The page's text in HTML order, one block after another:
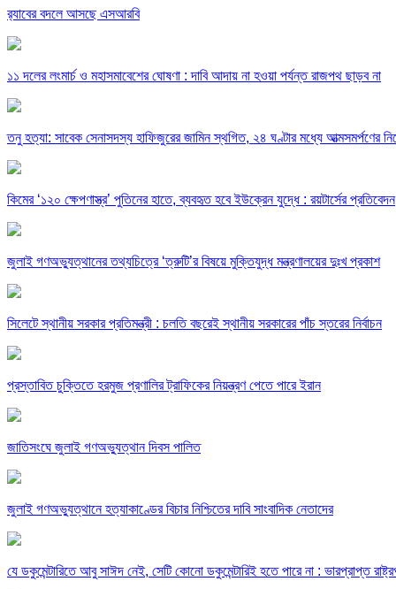
র‍্যাবের বদলে আসছে এসআরবি
১১ দলের লংমার্চ ও মহাসমাবেশের ঘোষণা : দাবি আদায় না হওয়া পর্যন্ত রাজপথ ছাড়ব না
তনু হত্যা: সাবেক সেনাসদস্য হাফিজুরের জামিন স্থগিত, ২৪ ঘণ্টার মধ্যে আত্মসমর্পণের
কিমের ‘১২০ ক্ষেপণাস্ত্র’ পুতিনের হাতে, ব্যবহৃত হবে ইউক্রেন যুদ্ধে : রয়টার্সের প্রতিবেদন
জুলাই গণঅভ্যুত্থানের তথ্যচিত্রে ‘ত্রুটি’র বিষয়ে মুক্তিযুদ্ধ মন্ত্রণালয়ের দুঃখ প্রকাশ
সিলেটে স্থানীয় সরকার প্রতিমন্ত্রী : চলতি বছরেই স্থানীয় সরকারের পাঁচ স্তরের নির্বাচন
প্রস্তাবিত চুক্তিতে হরমুজ প্রণালির ট্রাফিকের নিয়ন্ত্রণ পেতে পারে ইরান
জাতিসংঘে জুলাই গণঅভ্যুত্থান দিবস পালিত
জুলাই গণঅভ্যুত্থানে হত্যাকাণ্ডের বিচার নিশ্চিতের দাবি সাংবাদিক নেতাদের
যে ডকুমেন্টারিতে আবু সাঈদ নেই, সেটি কোনো ডকুমেন্টারিই হতে পারে না : ভারপ্রাপ্ত